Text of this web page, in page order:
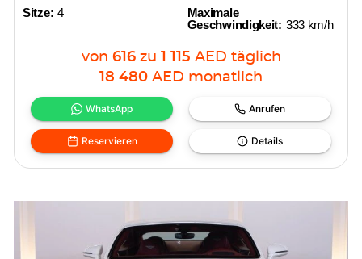
Sitze: 4
Maximale
Geschwindigkeit: 333 km/h
von 616 zu 1 115 AED täglich
18 480 AED monatlich
WhatsApp Anrufen
Reservieren Details